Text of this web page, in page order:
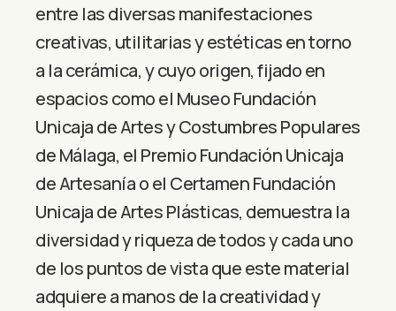
entre las diversas manifestaciones
creativas, utilitarias y estéticas en torno
a la cerámica, y cuyo origen, fijado en
espacios como el Museo Fundación
Unicaja de Artes y Costumbres Populares
de Málaga, el Premio Fundación Unicaja
de Artesanía o el Certamen Fundación
Unicaja de Artes Plásticas, demuestra la
diversidad y riqueza de todos y cada uno
de los puntos de vista que este material
adquiere a manos de la creatividad y